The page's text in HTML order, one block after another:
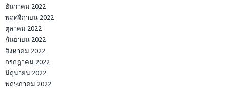
ธันวาคม 2022
พฤศจิกายน 2022
ตุลาคม 2022
กันยายน 2022
สิงหาคม 2022
กรกฎาคม 2022
มิถุนายน 2022
พฤษภาคม 2022